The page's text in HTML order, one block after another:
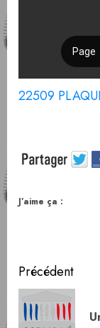
22509
J’aime ça :
Navigation
d’article
Précédent